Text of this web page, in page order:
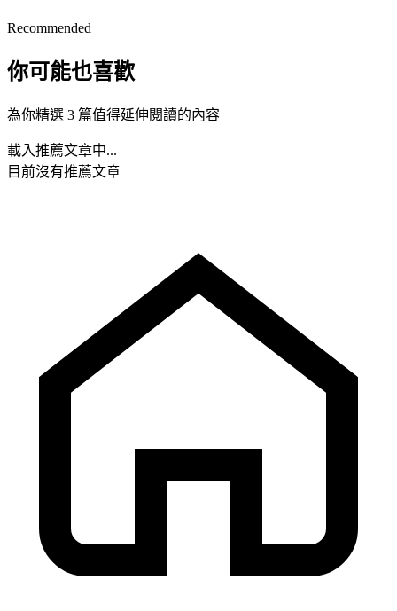
Recommended
你可能也喜歡
為你精選 3 篇值得延伸閱讀的內容
載入推薦文章中...
目前沒有推薦文章